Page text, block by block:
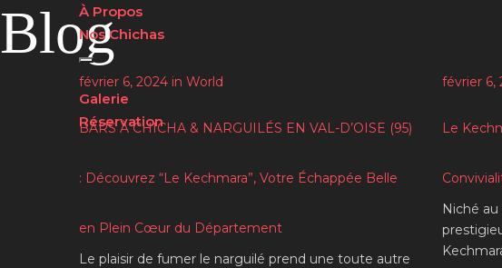
À Propos
Nos Chichas
Galerie
Réservation
Blog
février 6, 2024 in World
BARS À CHICHA & NARGUILÉS EN VAL-D’OISE (95)
: Découvrez “Le Kechmara”, Votre Échappée Belle
en Plein Cœur du Département
Le plaisir de fumer le narguilé prend une toute autre
février 6,
Le
Niché au